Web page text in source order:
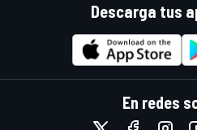
Descarga tus
En redes